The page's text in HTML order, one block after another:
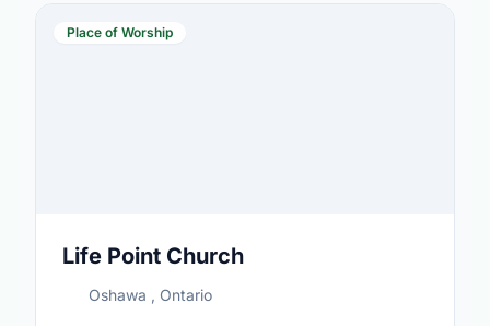
Place of Worship
Life Point Church
Oshawa , Ontario